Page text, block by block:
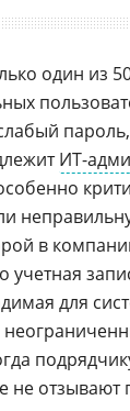
один из
ИТ-
в
учетная
для
не отзывают